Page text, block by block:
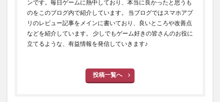
ンです。毎日ゲームに熱中しており、本当に良かったと思うも
のをこのブログ内で紹介しています。 当ブログではスマホアプ
リのレビュー記事をメインに書いており、良いところや改善点
などを紹介しています。 少しでもゲーム好きの皆さんのお役に
立てるような、有益情報を発信していきます♪
投稿一覧へ